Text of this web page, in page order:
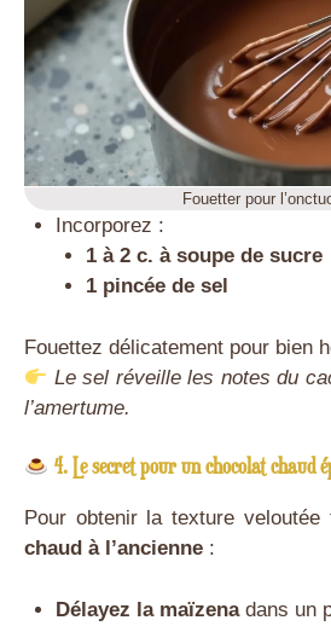
Fouetter pour
Incorporez :
1 à 2 c. à soupe de sucre
1 pincée de sel
Fouettez délicatement pour bien
Le sel réveille les notes du
l’amertume.
4. Le secret pour un chocolat chaud
Pour obtenir la texture veloutée
chaud à l’ancienne :
Délayez la maïzena dans un